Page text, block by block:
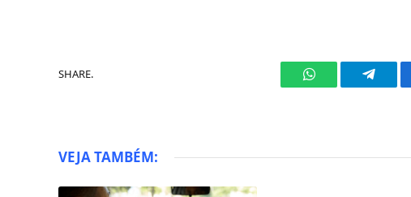
SHARE.
WhatsApp
VEJA TAMBÉM: